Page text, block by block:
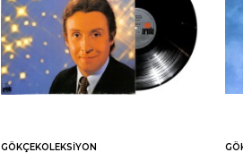
Sepete
Ekle
GÖKÇEKOLEKSIYON